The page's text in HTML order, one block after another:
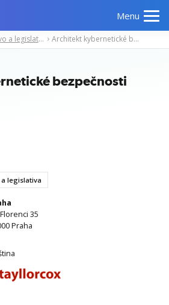
Menu
Odborné
Počítačové
Právo a legislativa Architekt kybernetické bezpečnosti
bezpečnosti
a legislativa
35
Praha